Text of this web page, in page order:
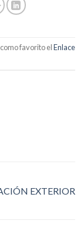
favorito elEnlace
EXTERIOR